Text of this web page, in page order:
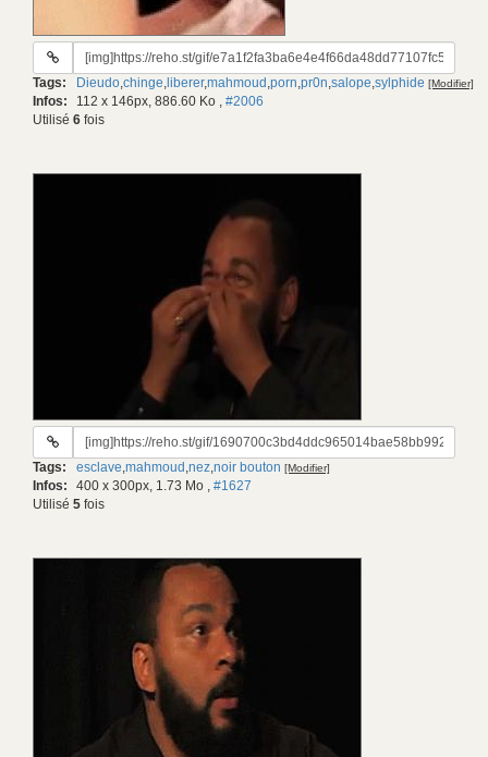
URL
gif:
Tags: Dieudo,chinge, liberer,mahmoud ,porn,pr0n,salope,sylphide [Modifier]
Infos: 112 x 146px, 886.60 Ko , #2006
Utilisé 6 fois
URL
gif:
Tags: esclave,mahmoud ,nez,noir bouton [Modifier]
Infos: 400 x 300px, 1.73 Mo , #1627
Utilisé 5 fois